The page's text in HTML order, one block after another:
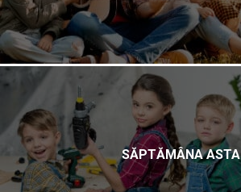
SĂPTĂMÂNA ASTA